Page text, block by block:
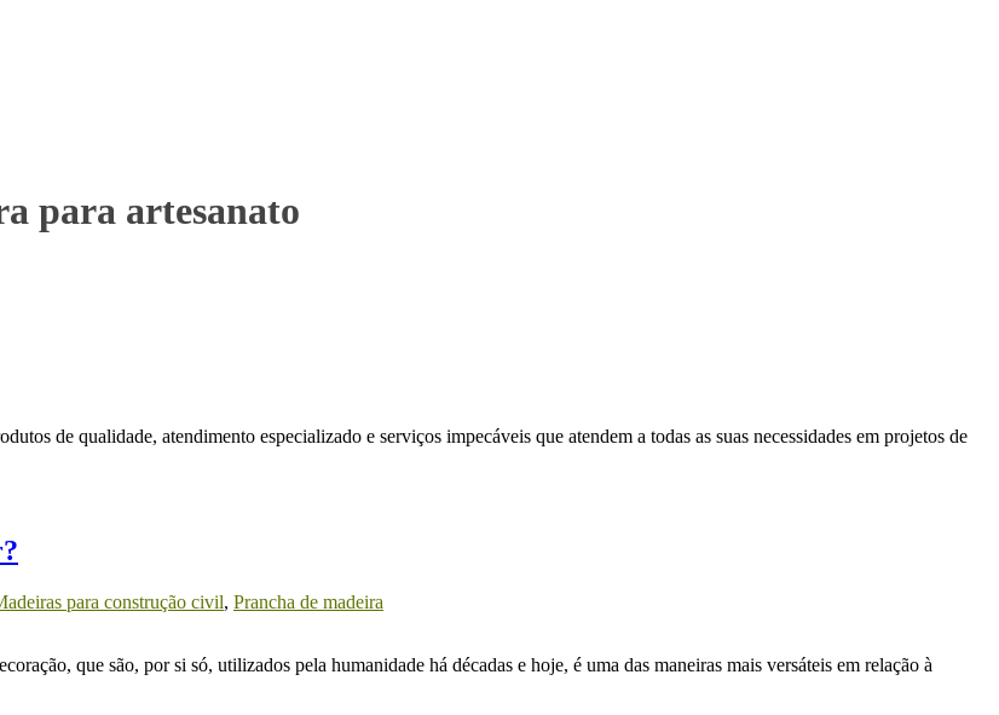
para artesanato
de qualidade, atendimento especializado e serviços impecáveis que atendem a todas as suas necessidades em projetos de
para construção civil, Prancha de madeira
que são, por si só, utilizados pela humanidade há décadas e hoje, é uma das maneiras mais versáteis em relação à